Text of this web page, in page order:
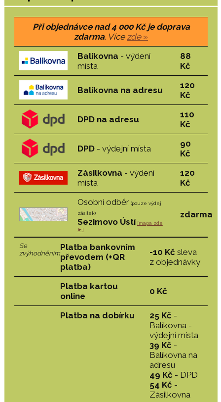
Při objednávce nad 4 000 Kč je doprava
zdarma. Vícezde »
Balíkovna - výdení
místa
88
Kč
Balíkovna na adresu
120
Kč
DPD na adresu
110
Kč
DPD - výdejní místa
90
Kč
Zásilkovna - výdení
místa
120
Kč
Osobní odběr (pouze výdej
zásilek)
Sezimovo Ústí [mapa zde
►]
zdarma
Se
zvýhodněním
Platba bankovním
převodem (+QR
platba)
-10 Kč sleva
z objednávky
Platba kartou
online
0 Kč
Platba na dobírku 25 Kč -
Balíkovna -
výdejní místa
39 Kč -
Balíkovna na
adresu
49 Kč - DPD
54 Kč -
Zásilkovna